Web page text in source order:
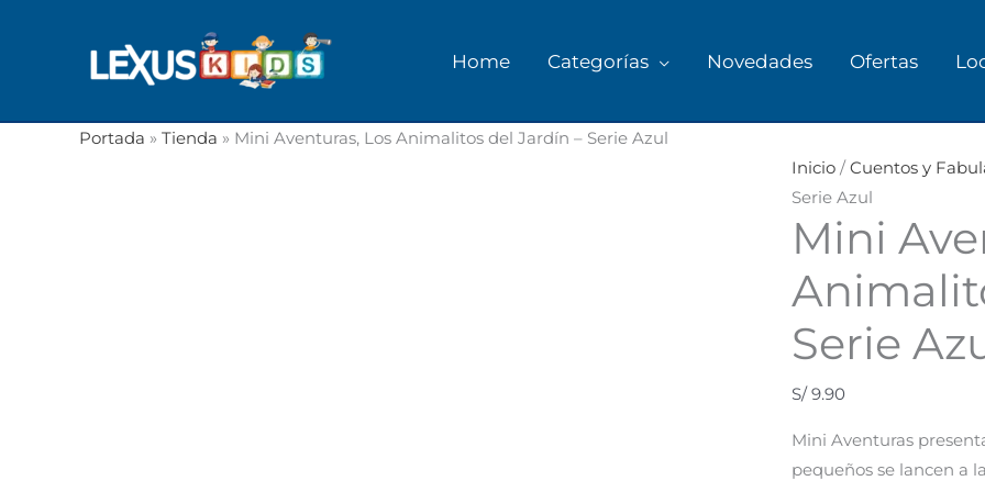
Home Categorías Novedades Ofertas
Portada » Tienda » Mini Aventuras, Los Animalitos del Jardín – Serie Azul
Inicio /Cuentos y
Serie Azul
Mini
Serie
S/9.90
Mini Aventuras
pequeños se lancen a